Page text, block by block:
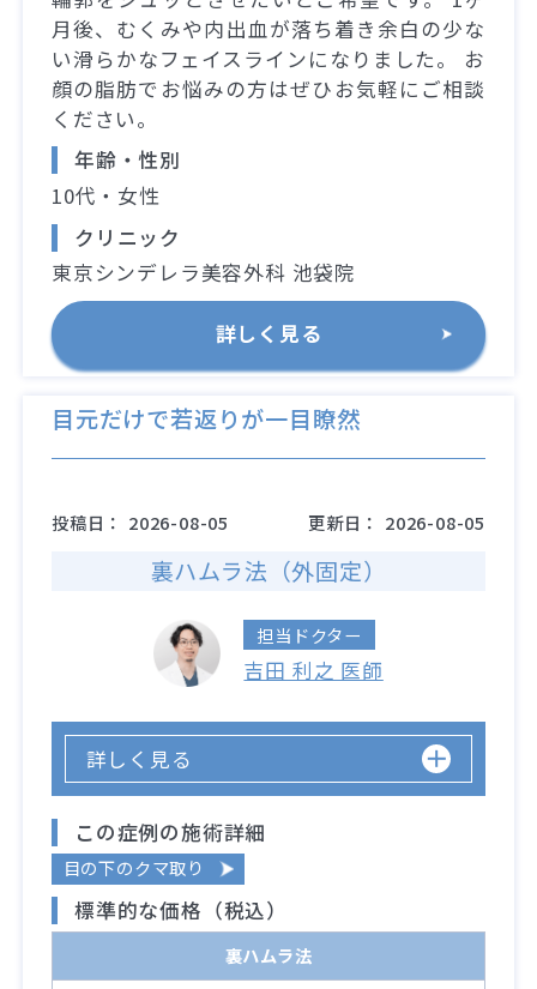
月後、むくみや内出血が落ち着き余白の少な
い滑らかなフェイスラインになりました。 お
顔の脂肪でお悩みの方はぜひお気軽にご相談
ください。
年齢・性別
10代・女性
クリニック
東京シンデレラ美容外科 池袋院
詳しく見る
目元だけで若返りが一目瞭然
投稿日： 2026-08-05 更新日： 2026-08-05
裏ハムラ法（外固定）
担当ドクター
吉田 利之 医師
詳しく見る
この症例の施術詳細
目の下のクマ取り
標準的な価格（税込）
裏ハムラ法